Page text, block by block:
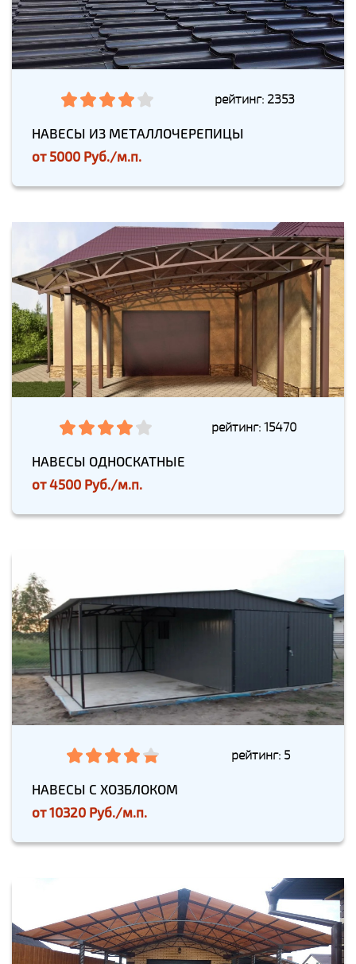
рейтинг: 2353
НАВЕСЫ ИЗ МЕТАЛЛОЧЕРЕПИЦЫ
от5000 Руб./м.п.
рейтинг: 15470
НАВЕСЫ ОДНОСКАТНЫЕ
от4500 Руб./м.п.
рейтинг: 5
НАВЕСЫ С ХОЗБЛОКОМ
от10320 Руб./м.п.